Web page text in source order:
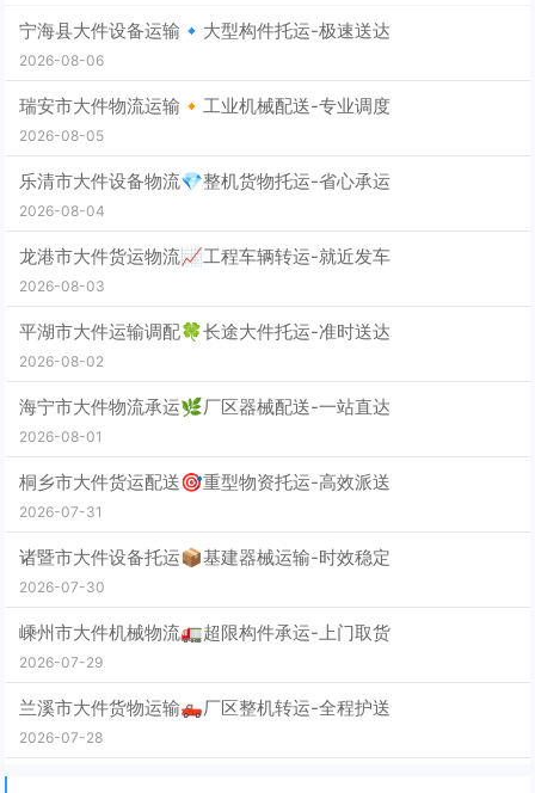
宁海县大件设备运输🔹大型构件托运-极速送达
2026-08-06
瑞安市大件物流运输🔸工业机械配送-专业调度
2026-08-05
乐清市大件设备物流💎整机货物托运-省心承运
2026-08-04
龙港市大件货运物流📈工程车辆转运-就近发车
2026-08-03
平湖市大件运输调配🍀长途大件托运-准时送达
2026-08-02
海宁市大件物流承运🌿厂区器械配送-一站直达
2026-08-01
桐乡市大件货运配送🎯重型物资托运-高效派送
2026-07-31
诸暨市大件设备托运📦基建器械运输-时效稳定
2026-07-30
嵊州市大件机械物流🚛超限构件承运-上门取货
2026-07-29
兰溪市大件货物运输🛻厂区整机转运-全程护送
2026-07-28